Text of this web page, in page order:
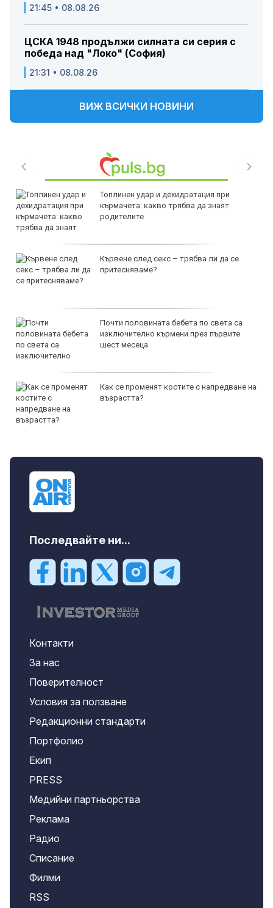
21:45 • 08.08.26
ЦСКА 1948 продължи силната си серия с
победа над "Локо" (София)
21:31 • 08.08.26
ВИЖ ВСИЧКИ НОВИНИ
Топлинен удар и дехидратация при
кърмачета: какво трябва да знаят
родителите
Кървене след секс – трябва ли да се
притесняваме?
Почти половината бебета по света са
изключително кърмени през първите
шест месеца
Как се променят костите с напредване на
възрастта?
Последвайте ни...
Контакти
За нас
Поверителност
Условия за ползване
Редакционни стандарти
Портфолио
Екип
PRESS
Медийни партньорства
Реклама
Радио
Списание
Филми
RSS